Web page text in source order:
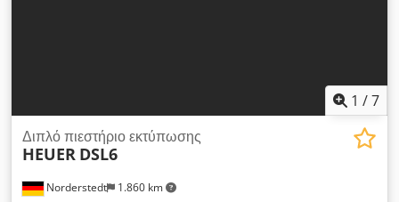
1 /7
Norderstedt 1.860 km
Διπλό πιεστήριο εκτύπωσης
HEUER DSL6